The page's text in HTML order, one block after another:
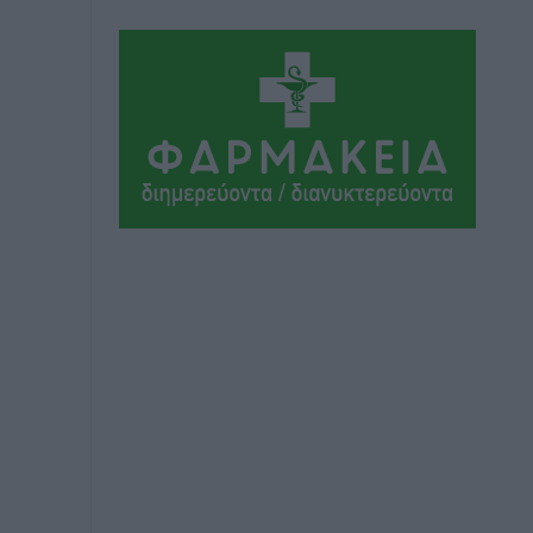
πριν 15 ώρες
Πάνθηρες: Ξεκίνησαν αισιόδοξοι για
την παρθενική “πτήση” τους
Αθλητικά• πριν 15 ώρες